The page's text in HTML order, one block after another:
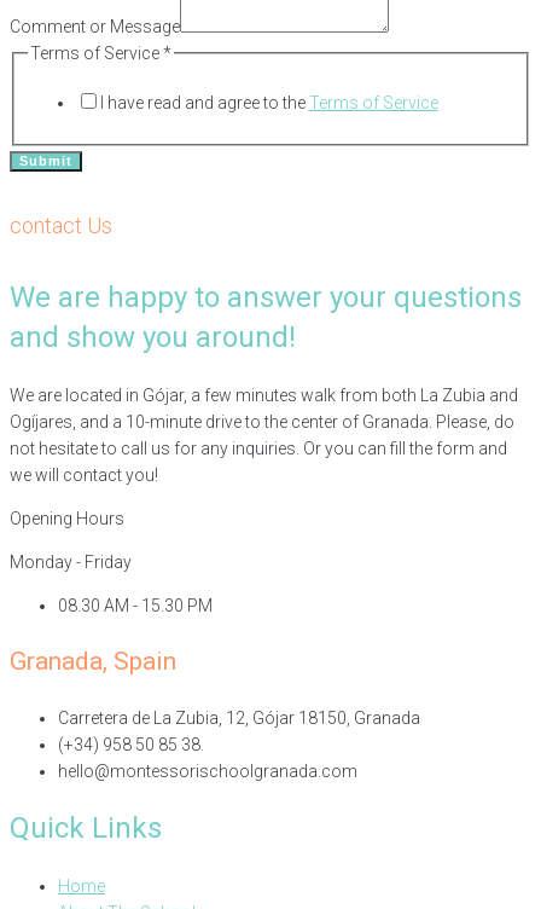
of
Terms
Comment or Message
Terms of Service*
I have read and agree to theTerms of Service
Submit
contact Us
We are happy to answer your questions
and show you around!
We are located in Gójar, a few minutes walk from both La Zubia and
Ogíjares, and a 10-minute drive to the center of Granada. Please, do
not hesitate to call us for any inquiries. Or you can fill the form and
we will contact you!
Opening Hours
Monday - Friday
08.30 AM - 15.30 PM
Granada, Spain
Carretera de La Zubia, 12, Gójar 18150, Granada
(+34) 958 50 85 38.
hello@montessorischoolgranada.com
Quick Links
Home